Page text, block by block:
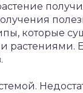
которые
растениями.